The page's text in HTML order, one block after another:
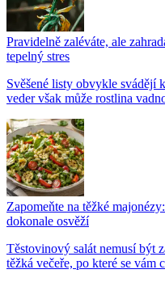
Pravidelně zaléváte, ale
tepelný stres
Svěšené listy obvykle svádějí
veder však může rostlina
Zapomeňte na těžké
dokonale osvěží
Těstovinový salát nemusí být
těžká večeře, po které se vám